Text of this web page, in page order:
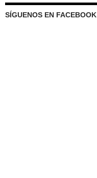
SÍGUENOS EN FACEBOOK